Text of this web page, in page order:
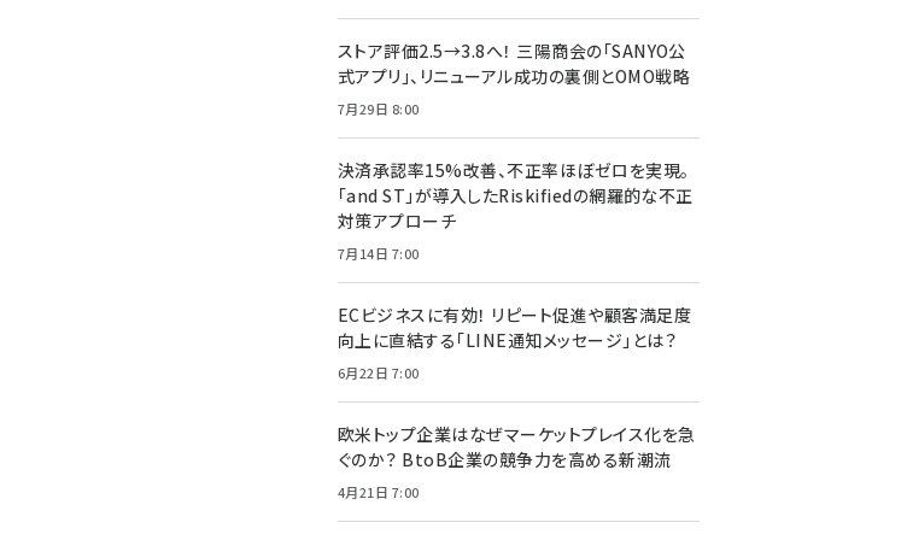
ストア評価2.5→3.8へ！ 三陽商会の「SANYO公
式アプリ」、リニューアル成功の裏側とOMO戦略
7月29日 8:00
決済承認率15%改善、不正率ほぼゼロを実現。
「and ST」が導入したRiskifiedの網羅的な不正
対策アプローチ
7月14日 7:00
ECビジネスに有効！ リピート促進や顧客満足度
向上に直結する「LINE通知メッセージ」とは？
6月22日 7:00
欧米トップ企業はなぜマーケットプレイス化を急
ぐのか？ BtoB企業の競争力を高める新潮流
4月21日 7:00